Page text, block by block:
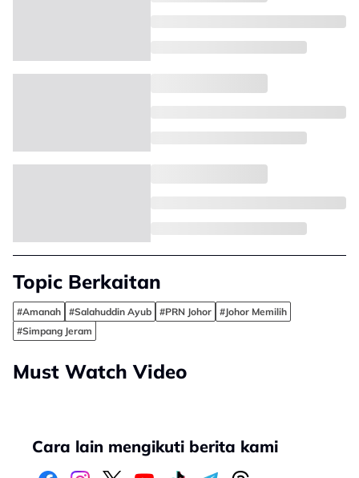
Topic Berkaitan
#Amanah #Salahuddin Ayub #PRN Johor
#Johor Memilih
#Simpang Jeram
Must Watch Video
Cara lain mengikuti berita kami